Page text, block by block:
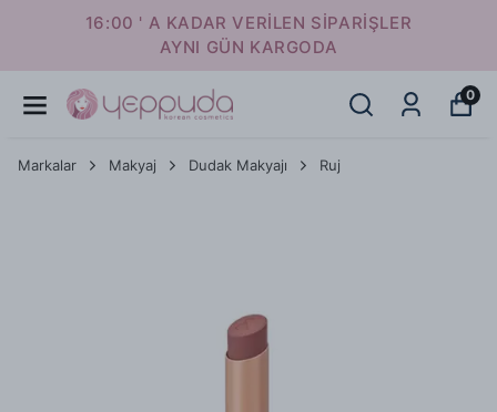
16:00 ' A KADAR VERİLEN SİPARİŞLER
AYNI GÜN KARGODA
0
Markalar Makyaj Dudak Makyajı Ruj